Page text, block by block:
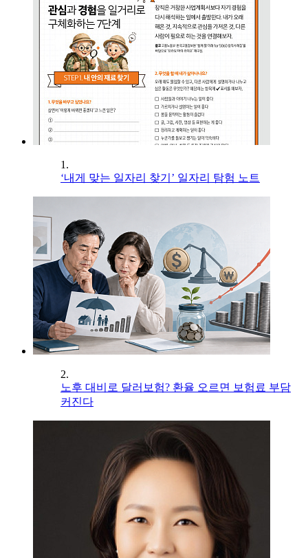
1.
‘내게 맞는 일자리 찾기’ 일자리 탐험 노트
2.
노후 대비로 달러보험? 환율 오르면 보험료 부담
커진다